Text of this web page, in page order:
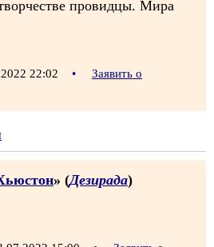
провидцы. Мира
22:02 •
Заявить о
» (Дезирада)